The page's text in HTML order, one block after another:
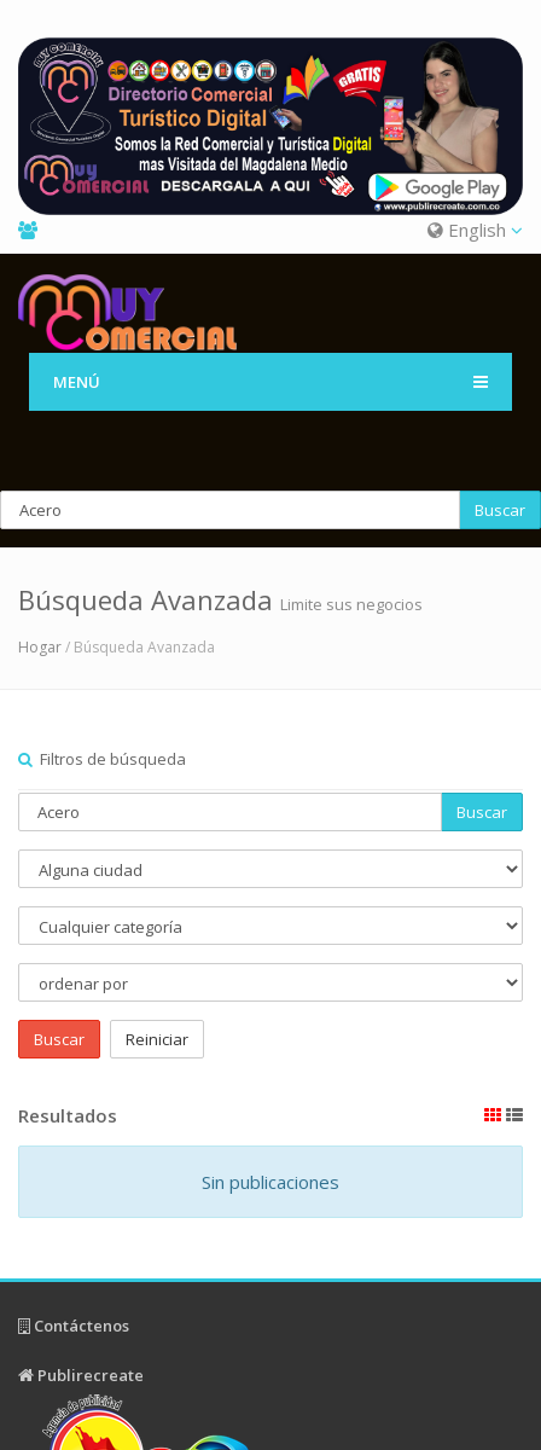
English
MENÚ
Buscar
Búsqueda Avanzada Limite sus negocios
Hogar/ Búsqueda Avanzada
Filtros de búsqueda
Buscar
Buscar Reiniciar
Resultados
Sin publicaciones
Contáctenos
Publirecreate